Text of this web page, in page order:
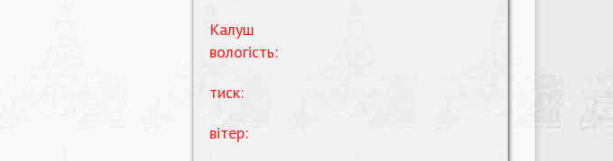
Калуш
вологість:
тиск:
вітер: